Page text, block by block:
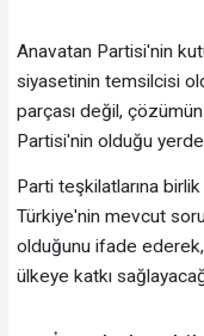
Anavatan Partisi'nin
siyasetinin temsilcisi
parçası değil,
Partisi'nin olduğu
Parti teşkilatlarına
Türkiye'nin mevcut
olduğunu ifade
ülkeye katkı